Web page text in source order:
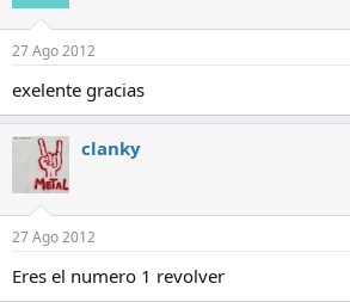
27 Ago 2012
exelente gracias
clanky
27 Ago 2012
Eres el numero 1 revolver